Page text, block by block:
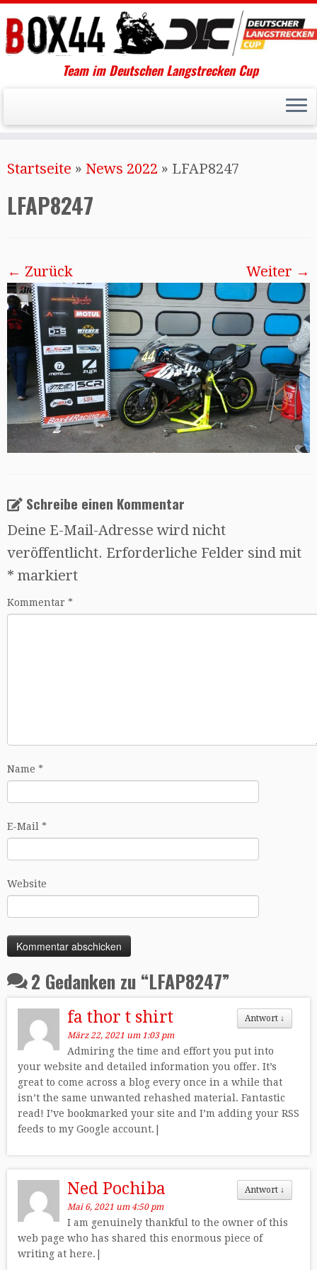
Team im Deutschen Langstrecken Cup
Startseite » News 2022 » LFAP8247
LFAP8247
← Zurück Weiter →
Schreibe einen Kommentar
Deine E-Mail-Adresse wird nicht
veröffentlicht. Erforderliche Felder sind mit
* markiert
Kommentar *
Name *
E-Mail *
Website
2 Gedanken zu “LFAP8247”
Antwort ↓
fa thor t shirt
März 22, 2021 um 1:03 pm
Admiring the time and effort you put into
your website and detailed information you offer. It’s
great to come across a blog every once in a while that
isn’t the same unwanted rehashed material. Fantastic
read! I’ve bookmarked your site and I’m adding your RSS
feeds to my Google account.|
Antwort ↓
Ned Pochiba
Mai 6, 2021 um 4:50 pm
I am genuinely thankful to the owner of this
web page who has shared this enormous piece of
writing at here.|